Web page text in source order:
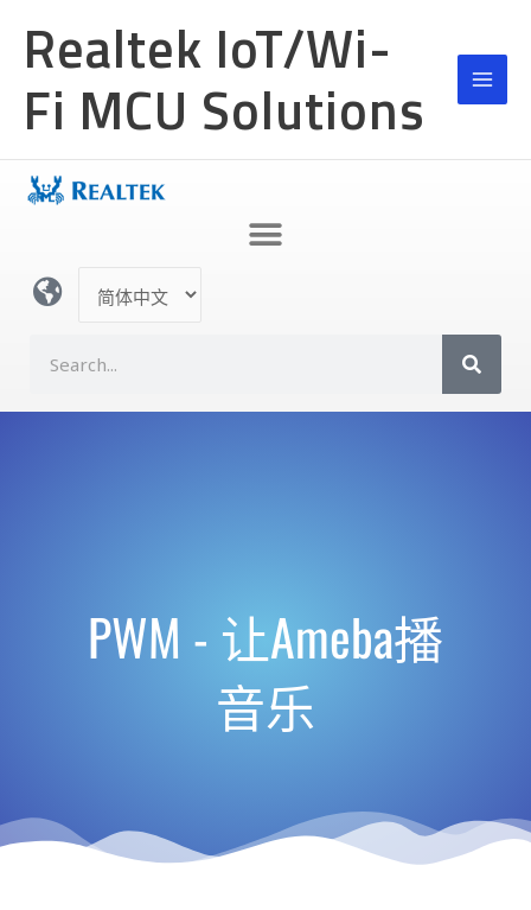
Realtek IoT/Wi-
Fi MCU Solutions
言
a
PWM - 让Ameba播
音乐